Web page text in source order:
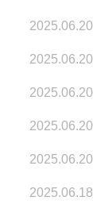
2025.06.20
2025.06.20
2025.06.20
2025.06.20
2025.06.20
2025.06.18